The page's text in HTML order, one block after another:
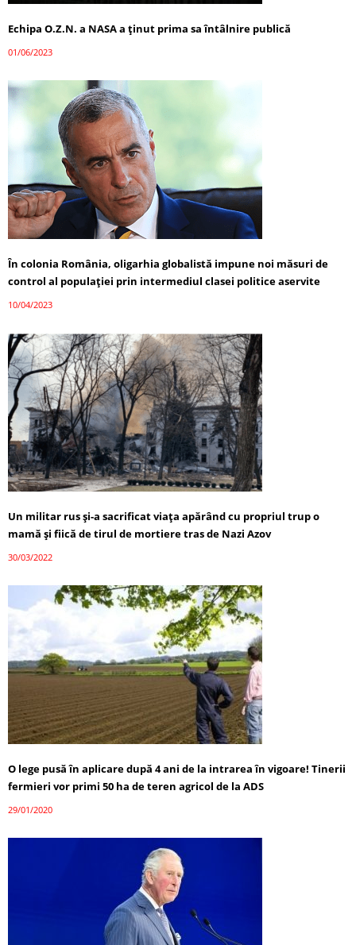
Echipa O.Z.N. a NASA a ținut prima sa întâlnire publică
01/06/2023
În colonia România, oligarhia globalistă impune noi măsuri de
control al populației prin intermediul clasei politice aservite
10/04/2023
Un militar rus și-a sacrificat viața apărând cu propriul trup o
mamă și fiică de tirul de mortiere tras de Nazi Azov
30/03/2022
O lege pusă în aplicare după 4 ani de la intrarea în vigoare! Tinerii
fermieri vor primi 50 ha de teren agricol de la ADS
29/01/2020